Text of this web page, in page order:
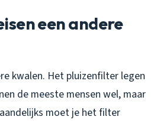
een andere
kwalen. Het pluizenfilter legen
de meeste mensen wel, maar
moet je het filter